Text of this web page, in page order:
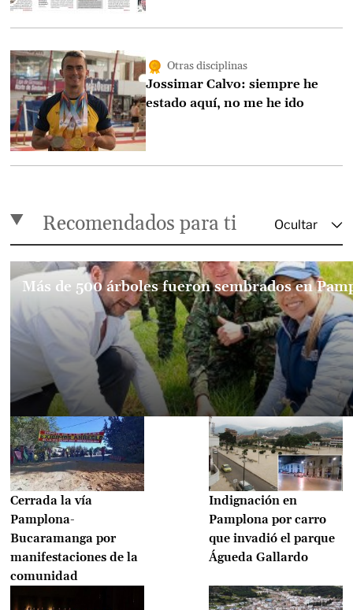
Otras disciplinas
Jossimar Calvo: siempre he
estado aquí, no me he ido
Recomendados para ti
Más de 500 árboles fueron sembrados en
Cerrada la vía
Pamplona-
Bucaramanga por
manifestaciones de la
comunidad
Indignación en
Pamplona por carro
que invadió el parque
Águeda Gallardo